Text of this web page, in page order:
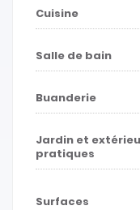
Cuisine
Salle de bain
Buanderie
Jardin et
pratiques
Surfaces